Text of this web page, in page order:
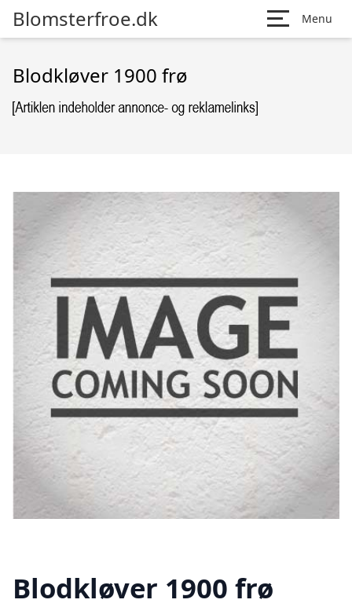
Blomsterfroe.dk Menu
Blodkløver 1900 frø
Blodkløver 1900 frø